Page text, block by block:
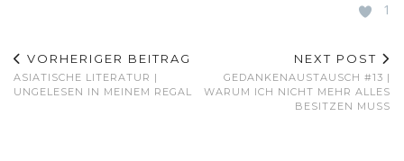
1
VORHERIGER BEITRAG
ASIATISCHE LITERATUR |
UNGELESEN IN MEINEM REGAL
NEXT POST
GEDANKENAUSTAUSCH #13 |
WARUM ICH NICHT MEHR ALLES
BESITZEN MUSS